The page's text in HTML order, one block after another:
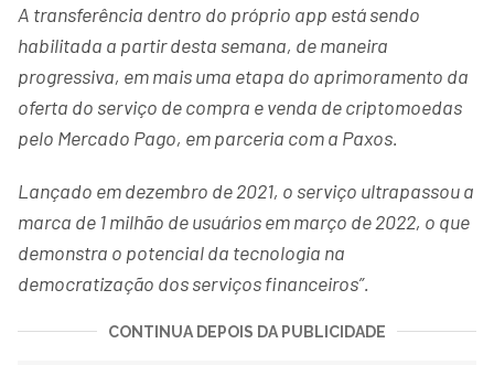
A transferência dentro do próprio app está sendo
habilitada a partir desta semana, de maneira
progressiva, em mais uma etapa do aprimoramento da
oferta do serviço de compra e venda de criptomoedas
pelo Mercado Pago, em parceria com a Paxos.
Lançado em dezembro de 2021, o serviço ultrapassou a
marca de 1 milhão de usuários em março de 2022, o que
demonstra o potencial da tecnologia na
democratização dos serviços financeiros”.
CONTINUA DEPOIS DA PUBLICIDADE